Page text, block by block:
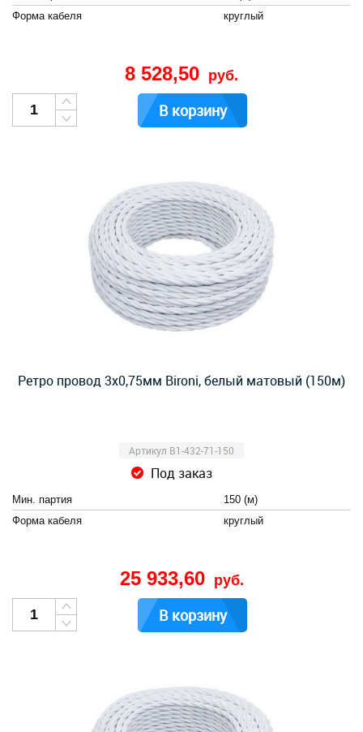
Форма кабеля
круглый
8 528,50 руб.
В корзину
Ретро провод 3х0,75мм Bironi, белый матовый (150м)
Артикул B1-432-71-150
Под заказ
Мин. партия
150 (м)
Форма кабеля
круглый
25 933,60 руб.
В корзину